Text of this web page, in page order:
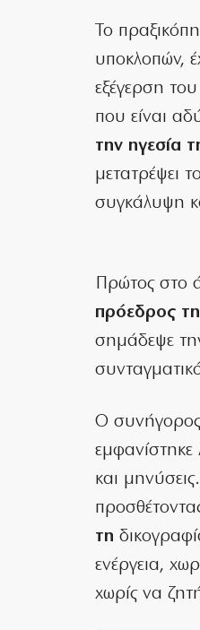
Το
υποκλοπών,
εξέγερση
που είναι
την ηγεσία
μετατρέψει
συγκάλυψη
Πρώτος στο
πρόεδρος
σημάδεψε
Ο συνήγορος
και
τη
ενέργεια,
χωρίς να